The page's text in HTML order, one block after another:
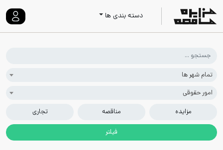
دسته بندی ها
تمام شهر ها
امور حقوقی
مزایده
مناقصه تجاری